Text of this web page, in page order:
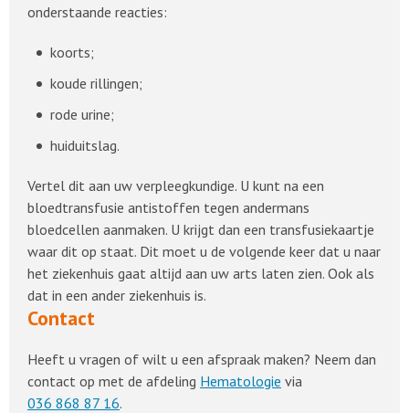
onderstaande reacties:
koorts;
koude rillingen;
rode urine;
huiduitslag.
Vertel dit aan uw verpleegkundige. U kunt na een
bloedtransfusie antistoffen tegen andermans
bloedcellen aanmaken. U krijgt dan een transfusiekaartje
waar dit op staat. Dit moet u de volgende keer dat u naar
het ziekenhuis gaat altijd aan uw arts laten zien. Ook als
dat in een ander ziekenhuis is.
Contact
Heeft u vragen of wilt u een afspraak maken? Neem dan
contact op met de afdeling Hematologie via
036 868 87 16.